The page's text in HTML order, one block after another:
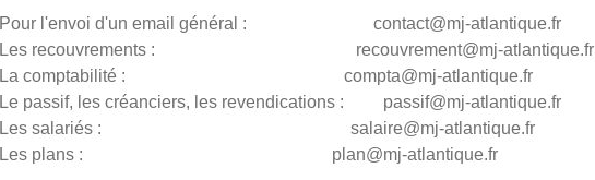
Pour l'envoi d'un email général : contact@mj-atlantique.fr
Les recouvrements : recouvrement@mj-atlantique.fr
La comptabilité : compta@mj-atlantique.fr
Le passif, les créanciers, les revendications : passif@mj-atlantique.fr
Les salariés : salaire@mj-atlantique.fr
Les plans :
plan@mj-atlantique.fr